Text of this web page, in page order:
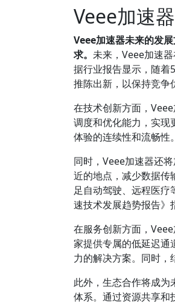
Veee加速
Veee加速器未来的发
求。 未来，Veee加速
据行业报告显示，随着
推陈出新，以保持竞争
在技术创新方面，
调度和优化能力，实现
体验的连续性和流畅性
同时，Veee加速器还
近的地点，减少数据传
足自动驾驶、远程医
速技术发展趋势报告》
在服务创新方面，
家提供专属的低延迟通
力的解决方案。同时，
此外，生态合作将成
体系。通过资源共享和